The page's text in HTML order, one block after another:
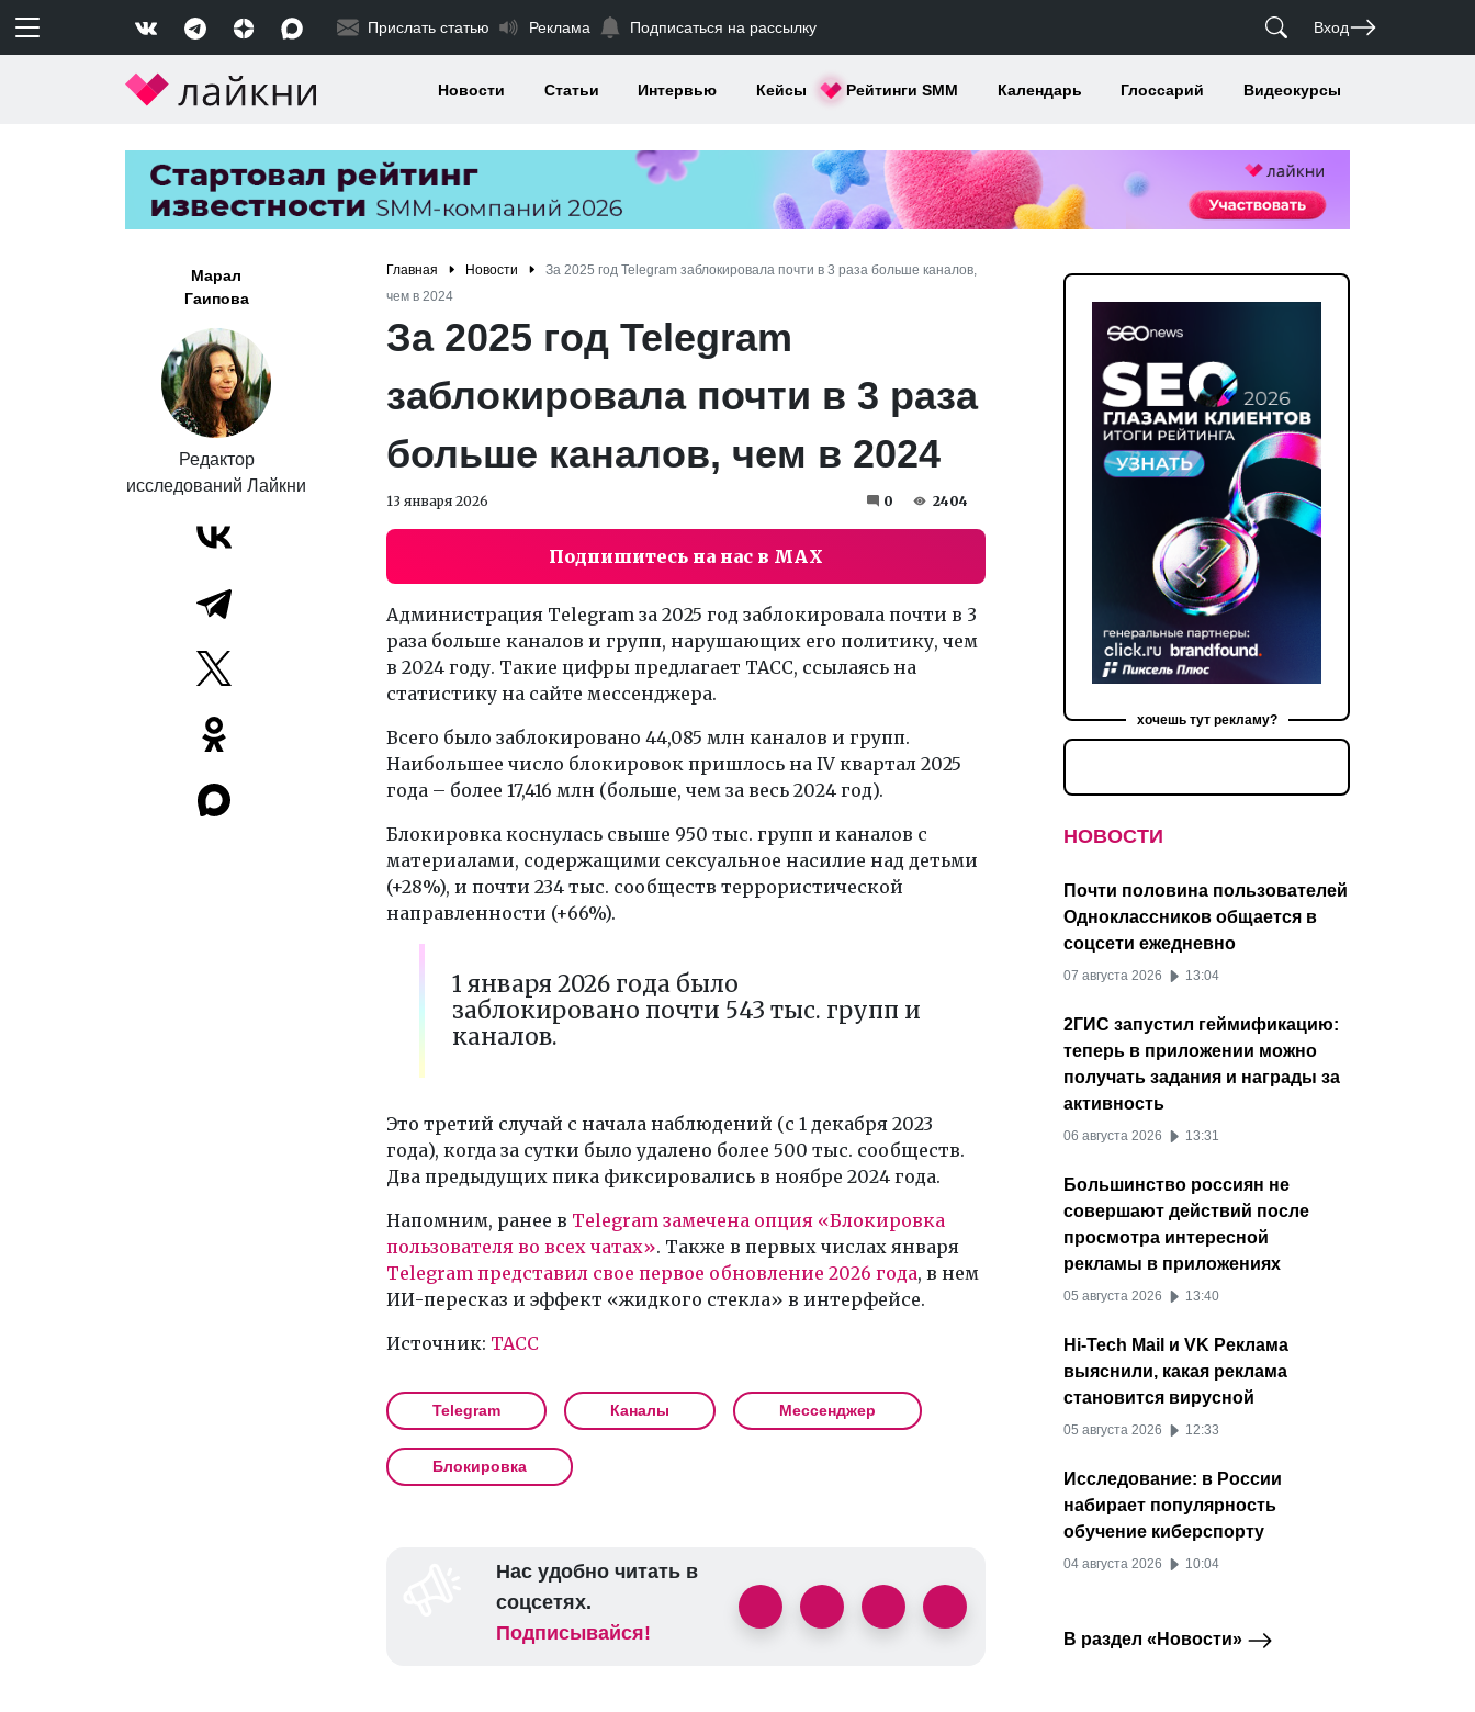
Прислать статью Реклама Подписаться на рассылку Вход
Новости Статьи Интервью Кейсы Рейтинги SMM Календарь Глоссарий Видеокурсы
Марал
Гаипова
Редактор
исследований Лайкни
Главная Новости
За 2025 год Telegram заблокировала почти в 3 раза больше каналов,
чем в 2024
За 2025 год Telegram
заблокировала почти в 3 раза
больше каналов, чем в 2024
13 января 2026 0 2404
Подпишитесь на нас в MAX
Администрация Telegram за 2025 год заблокировала почти в 3
раза больше каналов и групп, нарушающих его политику, чем
в 2024 году. Такие цифры предлагает ТАСС, ссылаясь на
статистику на сайте мессенджера.
Всего было заблокировано 44,085 млн каналов и групп.
Наибольшее число блокировок пришлось на IV квартал 2025
года – более 17,416 млн (больше, чем за весь 2024 год).
Блокировка коснулась свыше 950 тыс. групп и каналов с
материалами, содержащими сексуальное насилие над детьми
(+28%), и почти 234 тыс. сообществ террористической
направленности (+66%).
1 января 2026 года было
заблокировано почти 543 тыс. групп и
каналов.
Это третий случай с начала наблюдений (с 1 декабря 2023
года), когда за сутки было удалено более 500 тыс. сообществ.
Два предыдущих пика фиксировались в ноябре 2024 года.
Напомним, ранее в Telegram замечена опция «Блокировка
пользователя во всех чатах». Также в первых числах января
Telegram представил свое первое обновление 2026 года, в нем
ИИ-пересказ и эффект «жидкого стекла» в интерфейсе.
Источник: ТАСС
Telegram Каналы Мессенджер
Блокировка
Нас удобно читать в
соцсетях.
Подписывайся!
хочешь тут рекламу?
НОВОСТИ
Почти половина пользователей
Одноклассников общается в
соцсети ежедневно
07 августа 2026 13:04
2ГИС запустил геймификацию:
теперь в приложении можно
получать задания и награды за
активность
06 августа 2026 13:31
Большинство россиян не
совершают действий после
просмотра интересной
рекламы в приложениях
05 августа 2026 13:40
Hi-Tech Mail и VK Реклама
выяснили, какая реклама
становится вирусной
05 августа 2026 12:33
Исследование: в России
набирает популярность
обучение киберспорту
04 августа 2026 10:04
В раздел «Новости»